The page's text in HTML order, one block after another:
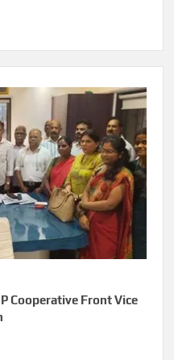
Cooperative Front Vice